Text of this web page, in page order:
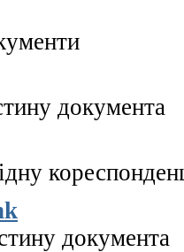
документа
документа